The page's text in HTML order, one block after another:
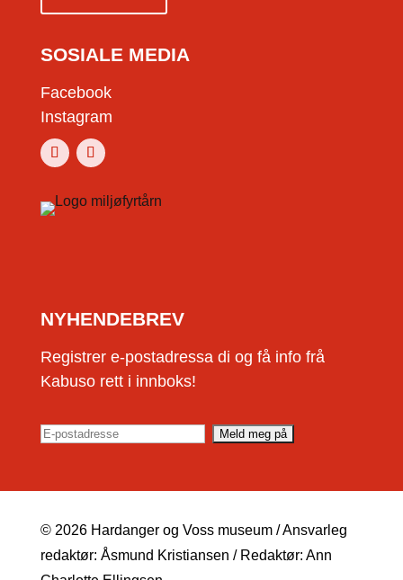
SOSIALE MEDIA
Facebook
Instagram
NYHENDEBREV
Registrer e-postadressa di og få info frå
Kabuso rett i innboks!
© 2026 Hardanger og Voss museum / Ansvarleg
redaktør: Åsmund Kristiansen / Redaktør: Ann